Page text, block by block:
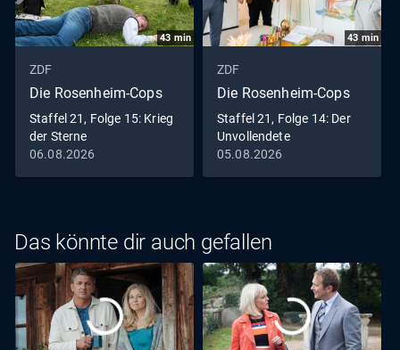
43 min
ZDF
Die Rosenheim-Cops
Staffel 21, Folge 15: Krieg
der Sterne
06.08.2026
43 min
ZDF
Die Rosenheim-Cops
Staffel 21, Folge 14: Der
Unvollendete
05.08.2026
Das könnte dir auch gefallen